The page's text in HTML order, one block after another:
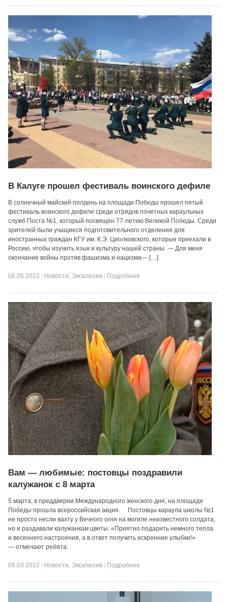
В Калуге прошел фестиваль воинского дефиле
В солнечный майский полдень на площади Победы прошел пятый
фестиваль воинского дефиле среди отрядов почетных караульных
служб Поста №1, который посвящен 77-летию Великой Победы. Среди
зрителей были учащиеся подготовительного отделения для
иностранных граждан КГУ им. К.Э. Циолковского, которые приехали в
Россию, чтобы изучить язык и культуру нашей страны. — Для меня
окончание войны против фашизма и нацизма— […]
06.05.2022 Новости, Эксклюзив Подробнее
Вам — любимые: постовцы поздравили
калужанок с 8 марта
5 марта, в преддверии Международного женского дня, на площади
Победы прошла всероссийская акция. Постовцы караула школы №1
не просто несли вахту у Вечного огня на могиле неизвестного солдата,
но и раздавали калужанкам цветы. «Приятно подарить немного тепла
и весеннего настроения, а в ответ получить искренние улыбки!»
— отмечают ребята.
06.03.2022 Новости, Эксклюзив Подробнее